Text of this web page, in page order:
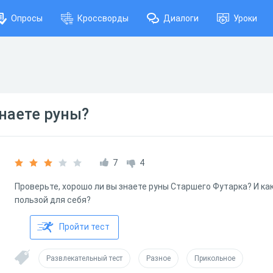
Опросы Кроссворды Диалоги Уроки
руны?
7 4
Проверьте, хорошо ли вы знаете руны Старшего Футарка? И
пользой для себя?
Пройти тест
Развлекательный тест Разное Прикольное